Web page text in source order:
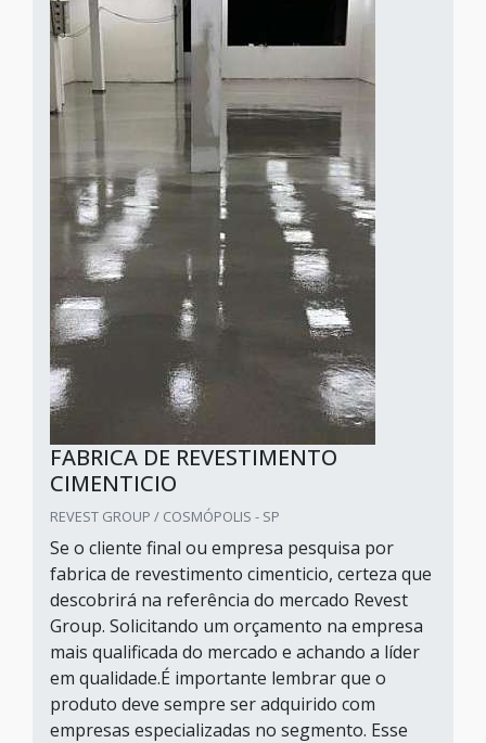
FABRICA DE REVESTIMENTO
CIMENTICIO
REVEST GROUP / COSMÓPOLIS - SP
Se o cliente final ou empresa pesquisa por
fabrica de revestimento cimenticio, certeza que
descobrirá na referência do mercado Revest
Group. Solicitando um orçamento na empresa
mais qualificada do mercado e achando a líder
em qualidade.É importante lembrar que o
produto deve sempre ser adquirido com
empresas especializadas no segmento. Esse